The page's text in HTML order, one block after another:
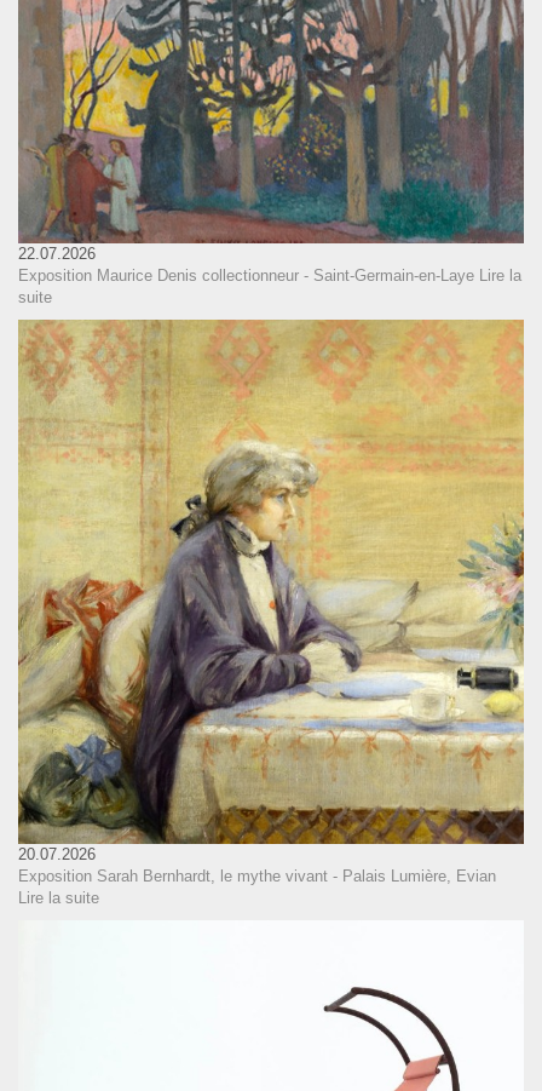
22.07.2026
Exposition Maurice Denis collectionneur - Saint-Germain-en-Laye Lire la
suite
20.07.2026
Exposition Sarah Bernhardt, le mythe vivant - Palais Lumière, Evian
Lire la suite